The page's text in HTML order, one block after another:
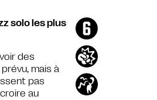
solo les plus
des
mais à
pas
au